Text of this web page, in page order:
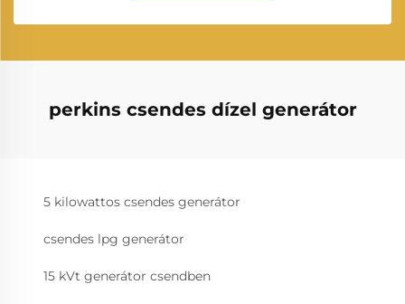
perkins csendes dízel generátor
5 kilowattos csendes generátor
csendes lpg generátor
15 kVt generátor csendben